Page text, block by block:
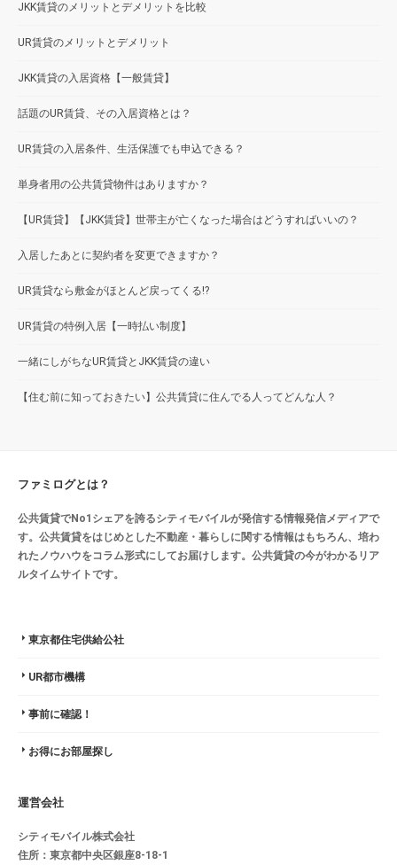
JKK賃貸のメリットとデメリットを比較
UR賃貸のメリットとデメリット
JKK賃貸の入居資格【一般賃貸】
話題のUR賃貸、その入居資格とは？
UR賃貸の入居条件、生活保護でも申込できる？
単身者用の公共賃貸物件はありますか？
【UR賃貸】【JKK賃貸】世帯主が亡くなった場合はどうすればいいの？
入居したあとに契約者を変更できますか？
UR賃貸なら敷金がほとんど戻ってくる!?
UR賃貸の特例入居【一時払い制度】
一緒にしがちなUR賃貸とJKK賃貸の違い
【住む前に知っておきたい】公共賃貸に住んでる人ってどんな人？
ファミログとは？
公共賃貸でNo1シェアを誇るシティモバイルが発信する情報発信メディアで
す。公共賃貸をはじめとした不動産・暮らしに関する情報はもちろん、培わ
れたノウハウをコラム形式にしてお届けします。公共賃貸の今がわかるリア
ルタイムサイトです。
東京都住宅供給公社
UR都市機構
事前に確認！
お得にお部屋探し
運営会社
シティモバイル株式会社
住所：東京都中央区銀座8-18-1